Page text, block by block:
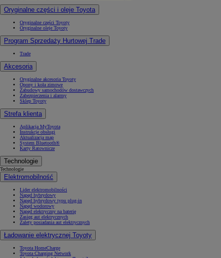
Oryginalne części i oleje Toyota
Oryginalne części Toyoty
Oryginalne oleje Toyoty
Program Sprzedaży Hurtowej Trade
Trade
Akcesoria
Oryginalne akcesoria Toyoty
Opony i koła zimowe
Zabudowy samochodów dostawczych
Zabezpieczenia i alarmy
Sklep Toyoty
Strefa klienta
Aplikacja MyToyota
Instrukcje obsługi
Aktualizacja map
System Bluetooth®
Karty Ratownicze
Technologie
Technologie
Elektromobilność
Lider elektromobilności
Napęd hybrydowy
Napęd hybrydowy typu plug-in
Napęd wodorowy
Napęd elektryczny na baterię
Zasięg aut elektrycznych
Zalety posiadania aut elektrycznych
Ładowanie elektrycznej Toyoty
Toyota HomeCharge
Toyota Charging Network